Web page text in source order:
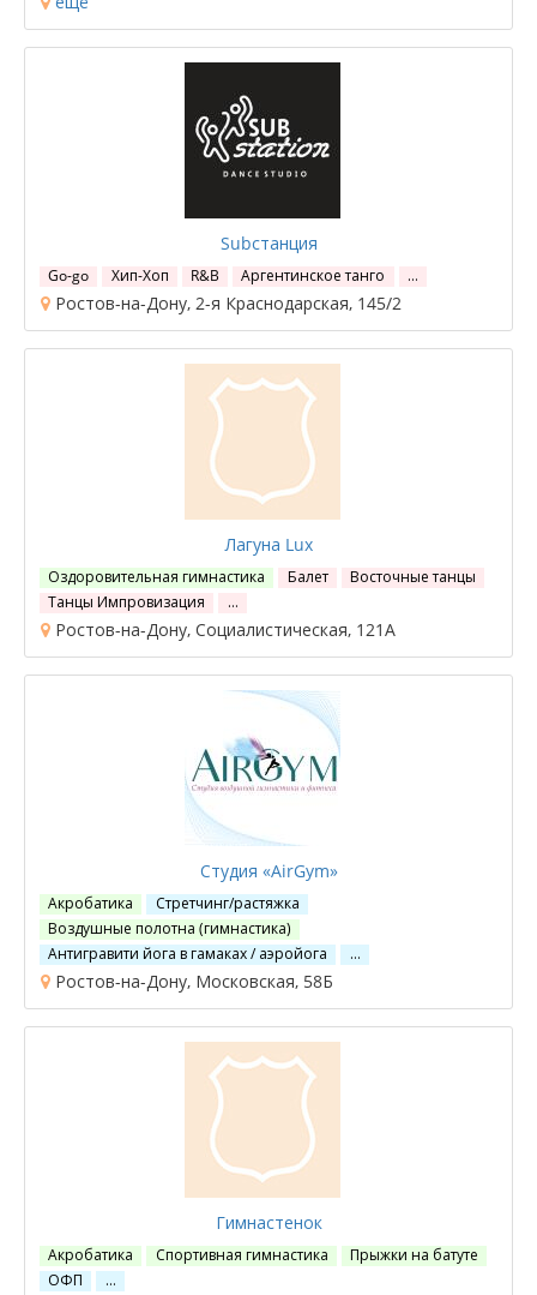
Subстанция
Go-go Хип-Хоп R&B Аргентинское танго …
Ростов-на-Дону, 2-я Краснодарская, 145/2
Лагуна Lux
Оздоровительная гимнастика Балет
Восточные танцы
Танцы Импровизация
…
Ростов-на-Дону, Социалистическая, 121А
Студия «AirGym»
Акробатика
Стретчинг/растяжка
Воздушные полотна (гимнастика)
Антигравити йога в гамаках / аэройога
…
Ростов-на-Дону, Московская, 58Б
Гимнастенок
Акробатика Спортивная гимнастика
Прыжки на батуте
ОФП
…